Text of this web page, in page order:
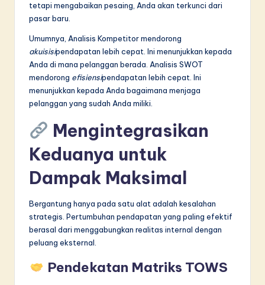
tetapi mengabaikan pesaing, Anda akan terkunci dari
pasar baru.
Umumnya, Analisis Kompetitor mendorong
akuisisipendapatan lebih cepat. Ini menunjukkan kepada
Anda di mana pelanggan berada. Analisis SWOT
mendorong efisiensipendapatan lebih cepat. Ini
menunjukkan kepada Anda bagaimana menjaga
pelanggan yang sudah Anda miliki.
Mengintegrasikan
Keduanya untuk
Dampak Maksimal
Bergantung hanya pada satu alat adalah kesalahan
strategis. Pertumbuhan pendapatan yang paling efektif
berasal dari menggabungkan realitas internal dengan
peluang eksternal.
Pendekatan Matriks TOWS